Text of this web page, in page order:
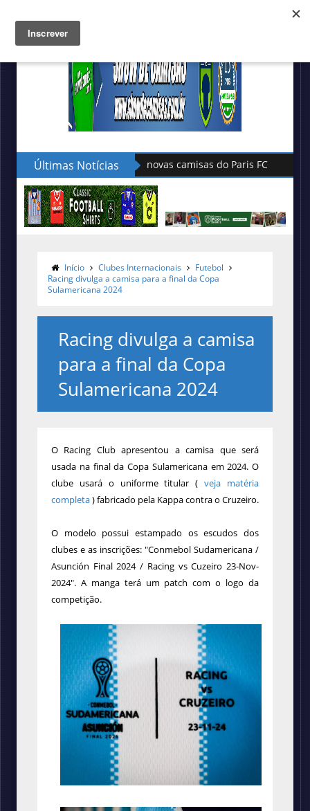
Últimas Notícias Hummel lança as novas camisas
Início Clubes Internacionais
Futebol
Racing divulga a camisa para a final da Copa
Sulamericana 2024
Racing divulga a camisa
para a final da Copa
Sulamericana 2024
O Racing Club apresentou a camisa que será
usada na final da Copa Sulamericana em 2024. O
clube usará o uniforme titular (veja matéria
completa) fabricado pela Kappa contra o Cruzeiro.
O modelo possui estampado os escudos dos
clubes e as inscrições: "Conmebol Sudamericana /
Asunción Final 2024 / Racing vs Cuzeiro 23-Nov-
2024". A manga terá um patch com o logo da
competição.